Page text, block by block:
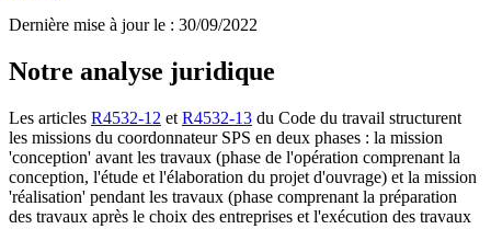
Dernière mise à jour le : 30/09/2022
Notre analyse juridique
Les articles R4532-12 et R4532-13 du Code du travail structurent
les missions du coordonnateur SPS en deux phases : la mission
'conception' avant les travaux (phase de l'opération comprenant la
conception, l'étude et l'élaboration du projet d'ouvrage) et la mission
'réalisation' pendant les travaux (phase comprenant la préparation
des travaux après le choix des entreprises et l'exécution des travaux